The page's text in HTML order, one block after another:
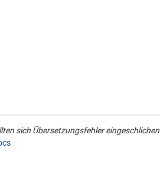
sich Übersetzungsfehler eingeschlichen